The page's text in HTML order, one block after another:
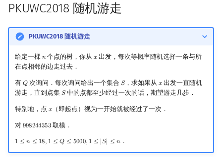
PKUWC2018 随机游走
PKUWC2018 随机游走
给定一棵 𝑛
n个点的树，你从𝑥
x 出发，每次等概率随机选择一条与所
在点相邻的边走过去．
有 𝑄
Q次询问．每次询问给出一个集合 𝑆
S，求如果从 𝑥
x 出发一直随机
游走，直到点集 𝑆
S中的点都至少经过一次的话，期望游走几步．
特别地，点 𝑥
x（即起点）视为一开始就被经过了一次．
对 998244353
998244353 取模．
1 ≤ 𝑛 ≤ 18, 1 ≤ 𝑄 ≤ 5000, 1 ≤ |𝑆| ≤ 𝑛
1≤n ≤18,1 ≤Q≤ 5000,1 ≤| S|≤n ．